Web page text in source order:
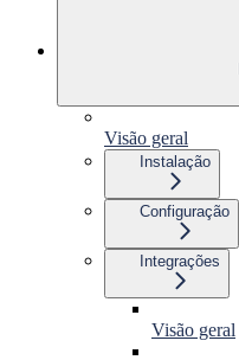
Visão geral
Instalação
Configuração
Integrações
Visão geral